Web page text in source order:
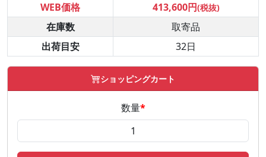
WEB価格 413,600円(税抜)
在庫数
取寄品
出荷目安
32日
ショッピングカート
数量*